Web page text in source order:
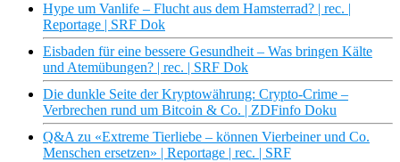
Hype um Vanlife – Flucht aus dem Hamsterrad? | rec. |
Reportage | SRF Dok
Eisbaden für eine bessere Gesundheit – Was bringen Kälte
und Atemübungen? | rec. | SRF Dok
Die dunkle Seite der Kryptowährung: Crypto-Crime –
Verbrechen rund um Bitcoin & Co. | ZDFinfo Doku
Q&A zu «Extreme Tierliebe – können Vierbeiner und Co.
Menschen ersetzen» | Reportage | rec. | SRF